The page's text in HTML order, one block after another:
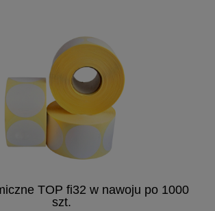
TOP fi32 w nawoju po 1000
szt.